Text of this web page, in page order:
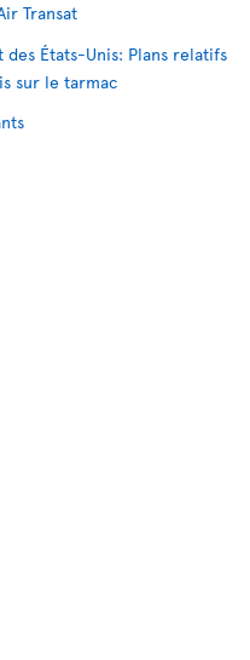
Transat
des États-Unis: Plans relatifs
sur le tarmac